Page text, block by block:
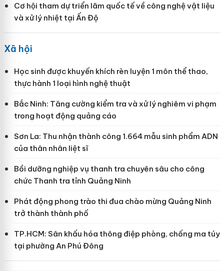
Cơ hội tham dự triển lãm quốc tế về công nghệ vật liệu
và xử lý nhiệt tại Ấn Độ
Xã hội
Học sinh được khuyến khích rèn luyện 1 môn thể thao,
thực hành 1 loại hình nghệ thuật
Bắc Ninh: Tăng cường kiểm tra và xử lý nghiêm vi phạm
trong hoạt động quảng cáo
Sơn La: Thu nhận thành công 1.664 mẫu sinh phẩm ADN
của thân nhân liệt sĩ
Bồi dưỡng nghiệp vụ thanh tra chuyên sâu cho công
chức Thanh tra tỉnh Quảng Ninh
Phát động phong trào thi đua chào mừng Quảng Ninh
trở thành thành phố
TP.HCM: Sân khấu hóa thông điệp phòng, chống ma túy
tại phường An Phú Đông